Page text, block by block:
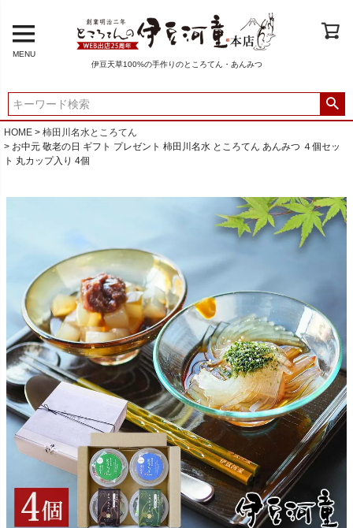
MENU
伊豆天草100%の手作りのところてん・あんみつ
HOME
柿田川名水ところてん
お中元 敬老の日 ギフト プレゼント 柿田川名水 ところてん あんみつ ４個セッ
ト 丸カップ入り 4個